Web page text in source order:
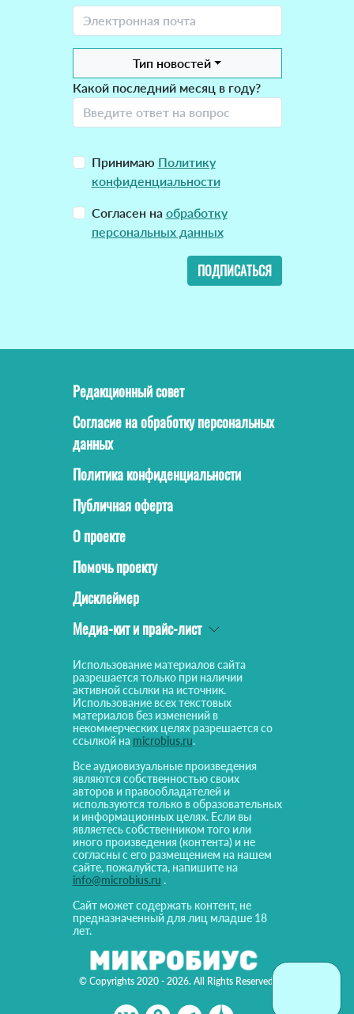
Тип новостей
Какой последний месяц в году?
Принимаю Политику
конфиденциальности
Согласен на обработку
персональных данных
ПОДПИСАТЬСЯ
© Copyrights 2020 - 2026. All Rights Reserved!
Редакционный совет
Согласие на обработку персональных
данных
Политика конфиденциальности
Публичная оферта
О проекте
Помочь проекту
Дисклеймер
Медиа-кит и прайс-лист
Использование материалов сайта
разрешается только при наличии
активной ссылки на источник.
Использование всех текстовых
материалов без изменений в
некоммерческих целях разрешается со
ссылкой на microbius.ru.
Все аудиовизуальные произведения
являются собственностью своих
авторов и правообладателей и
используются только в образовательных
и информационных целях. Если вы
являетесь собственником того или
иного произведения (контента) и не
согласны с его размещением на нашем
сайте, пожалуйста, напишите на
info@microbius.ru .
Сайт может содержать контент, не
предназначенный для лиц младше 18
лет.